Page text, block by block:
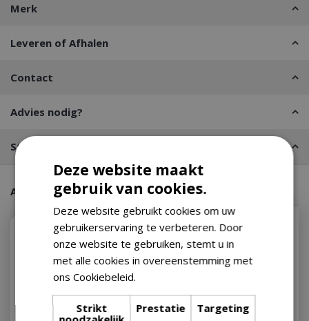
Merk
Leveren of Afhalen
Contact
Advies nodig?
Stel een vraag
Aanraders van onze klanten
Deze website maakt
gebruik van cookies.
Deze website gebruikt cookies om uw
gebruikerservaring te verbeteren. Door
onze website te gebruiken, stemt u in
met alle cookies in overeenstemming met
ons Cookiebeleid.
Strikt
Prestatie Targeting